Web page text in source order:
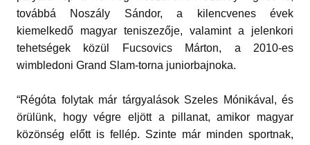
továbbá Noszály Sándor, a kilencvenes évek
kiemelkedő magyar teniszezője, valamint a jelenkori
tehetségek közül Fucsovics Márton, a 2010-es
wimbledoni Grand Slam-torna juniorbajnoka.
“Régóta folytak már tárgyalások Szeles Mónikával, és
örülünk, hogy végre eljött a pillanat, amikor magyar
közönség előtt is fellép. Szinte már minden sportnak,